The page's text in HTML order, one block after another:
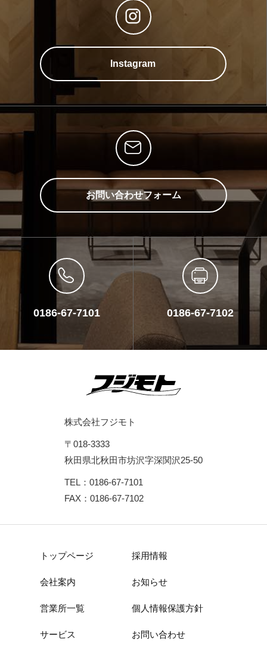
Instagram
お問い合わせフォーム
0186-67-7101 0186-67-7102
株式会社フジモト
〒018-3333
秋田県北秋田市坊沢字深関沢25-50
TEL：0186-67-7101
FAX：0186-67-7102
トップページ
会社案内
営業所一覧
サービス
採用情報
お知らせ
個人情報保護方針
お問い合わせ